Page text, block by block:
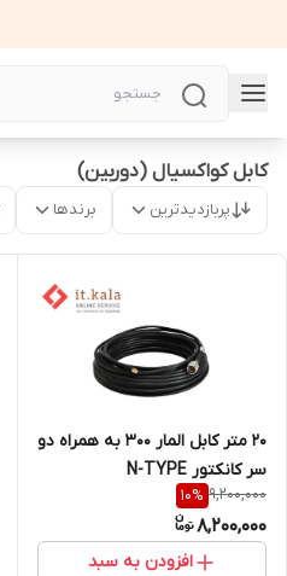
کابل کواکسیال (دوربین)
پربازدیدترین برندها
20 متر کابل المار 300 به همراه دو
سر کانکتور N-TYPE
9,200,000
10%
8,200,000
افزودن به سبد